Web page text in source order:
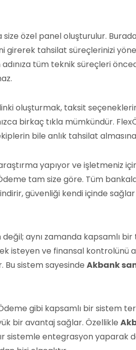
özel panel oluşturulur.
girerek tahsilat süreçlerinizi
tüm teknik süreçleri
oluşturmak, taksit
birkaç tıkla mümkündür.
bile anlık tahsilat
yapıyor ve işletmeniz
tam size göre. Tüm
güvenliği kendi içinde
aynı zamanda kapsamlı
isteyen ve finansal kontrolünü
Bu sistem sayesinde Akbank
gibi kapsamlı bir sistem
bir avantaj sağlar. Özellikle
sistemle entegrasyon yaparak